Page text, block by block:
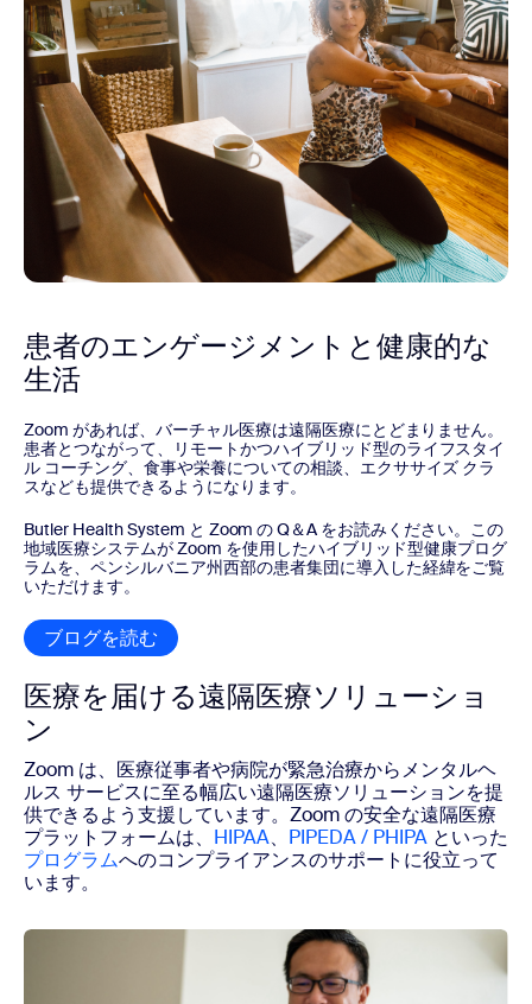
患者のエンゲージメントと健康的な
生活
Zoom があれば、バーチャル医療は遠隔医療にとどまりません。
患者とつながって、リモートかつハイブリッド型のライフスタイ
ル コーチング、食事や栄養についての相談、エクササイズ クラ
スなども提供できるようになります。
Butler Health System と Zoom の Q＆A をお読みください。この
地域医療システムが Zoom を使用したハイブリッド型健康プログ
ラムを、ペンシルバニア州西部の患者集団に導入した経緯をご覧
いただけます。
ブログを読む
医療を届ける遠隔医療ソリューショ
ン
Zoom は、医療従事者や病院が緊急治療からメンタルヘ
ルス サービスに至る幅広い遠隔医療ソリューションを提
供できるよう支援しています。Zoom の安全な遠隔医療
プラットフォームは、 HIPAA、 PIPEDA / PHIPA といった
プログラムへのコンプライアンスのサポートに役立って
います。